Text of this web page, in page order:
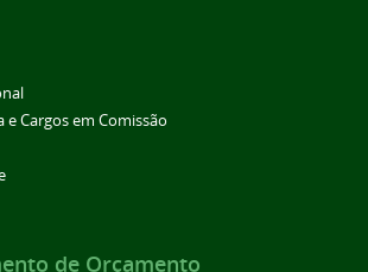
e Cargos em Comissão
de Orçamento